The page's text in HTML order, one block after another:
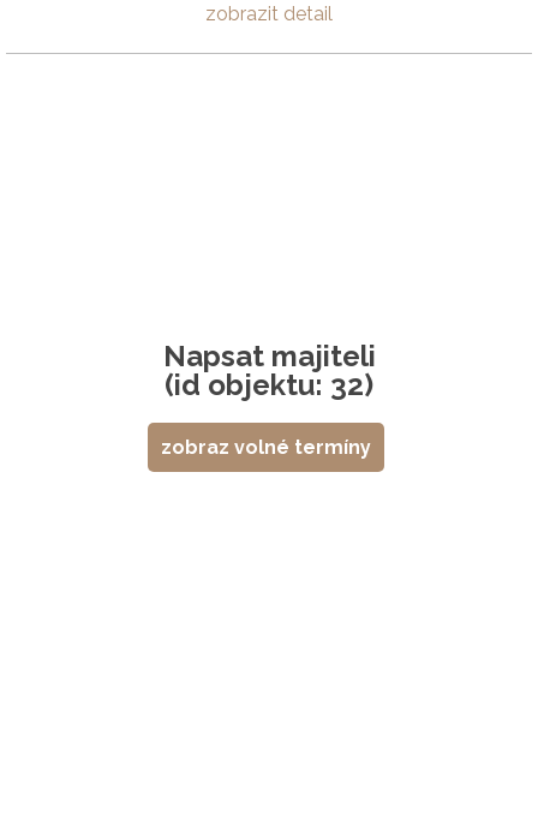
zobrazit detail
Napsat majiteli
(id objektu: 32)
zobraz volné termíny